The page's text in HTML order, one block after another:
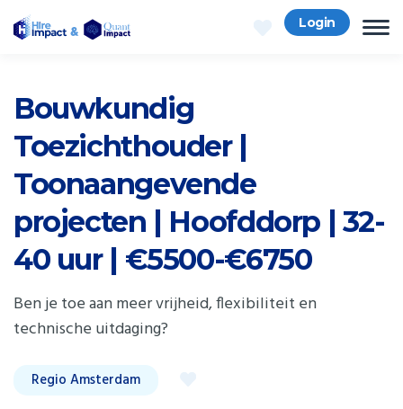
Login
Bouwkundig
Toezichthouder |
Toonaangevende
projecten | Hoofddorp | 32-
40 uur | €5500-€6750
Ben je toe aan meer vrijheid, flexibiliteit en
technische uitdaging?
Regio Amsterdam